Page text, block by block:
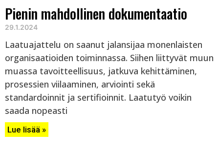
Pienin mahdollinen dokumentaatio
29.1.2024
Laatuajattelu on saanut jalansijaa monenlaisten
organisaatioiden toiminnassa. Siihen liittyvät muun
muassa tavoitteellisuus, jatkuva kehittäminen,
prosessien viilaaminen, arviointi sekä
standardoinnit ja sertifioinnit. Laatutyö voikin
saada nopeasti
Lue lisää »